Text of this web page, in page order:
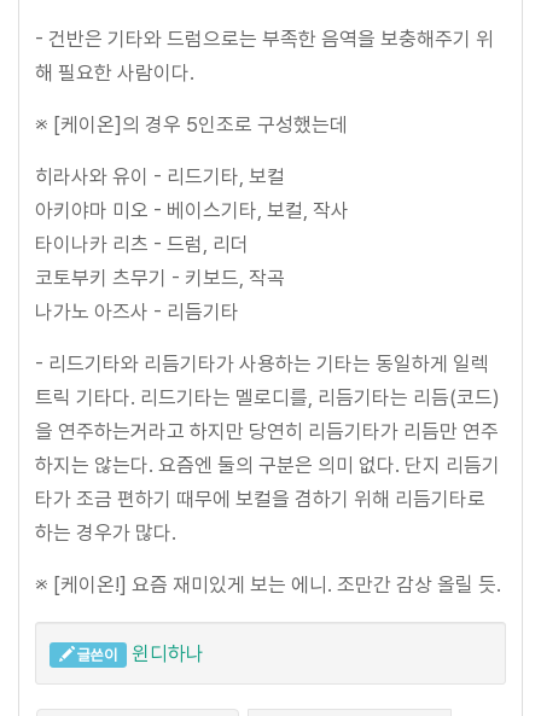
- 건반은 기타와 드럼으로는 부족한 음역을 보충해주기 위
해 필요한 사람이다.
※ [케이온]의 경우 5인조로 구성했는데
히라사와 유이 - 리드기타, 보컬
아키야마 미오 - 베이스기타, 보컬, 작사
타이나카 리츠 - 드럼, 리더
코토부키 츠무기 - 키보드, 작곡
나가노 아즈사 - 리듬기타
- 리드기타와 리듬기타가 사용하는 기타는 동일하게 일렉
트릭 기타다. 리드기타는 멜로디를, 리듬기타는 리듬(코드)
을 연주하는거라고 하지만 당연히 리듬기타가 리듬만 연주
하지는 않는다. 요즘엔 둘의 구분은 의미 없다. 단지 리듬기
타가 조금 편하기 때무에 보컬을 겸하기 위해 리듬기타로
하는 경우가 많다.
※ [케이온!] 요즘 재미있게 보는 에니. 조만간 감상 올릴 듯.
글쓴이 윈디하나